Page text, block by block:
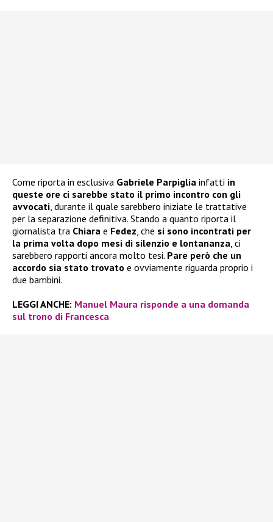
Come riporta in esclusiva Gabriele Parpiglia infatti in
queste ore ci sarebbe stato il primo incontro con gli
avvocati, durante il quale sarebbero iniziate le trattative
per la separazione definitiva. Stando a quanto riporta il
giornalista tra Chiara e Fedez, che si sono incontrati per
la prima volta dopo mesi di silenzio e lontananza, ci
sarebbero rapporti ancora molto tesi. Pare però che un
accordo sia stato trovato e ovviamente riguarda proprio i
due bambini.
LEGGI ANCHE: Manuel Maura risponde a una domanda
sul trono di Francesca